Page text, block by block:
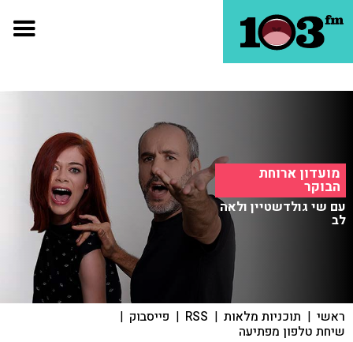
מועדון ארוחת
הבוקר
עם שי גולדשטיין ולאה
לב
ראשי | תוכניות מלאות |
RSS
| פייסבוק |
שיחת טלפון מפתיעה